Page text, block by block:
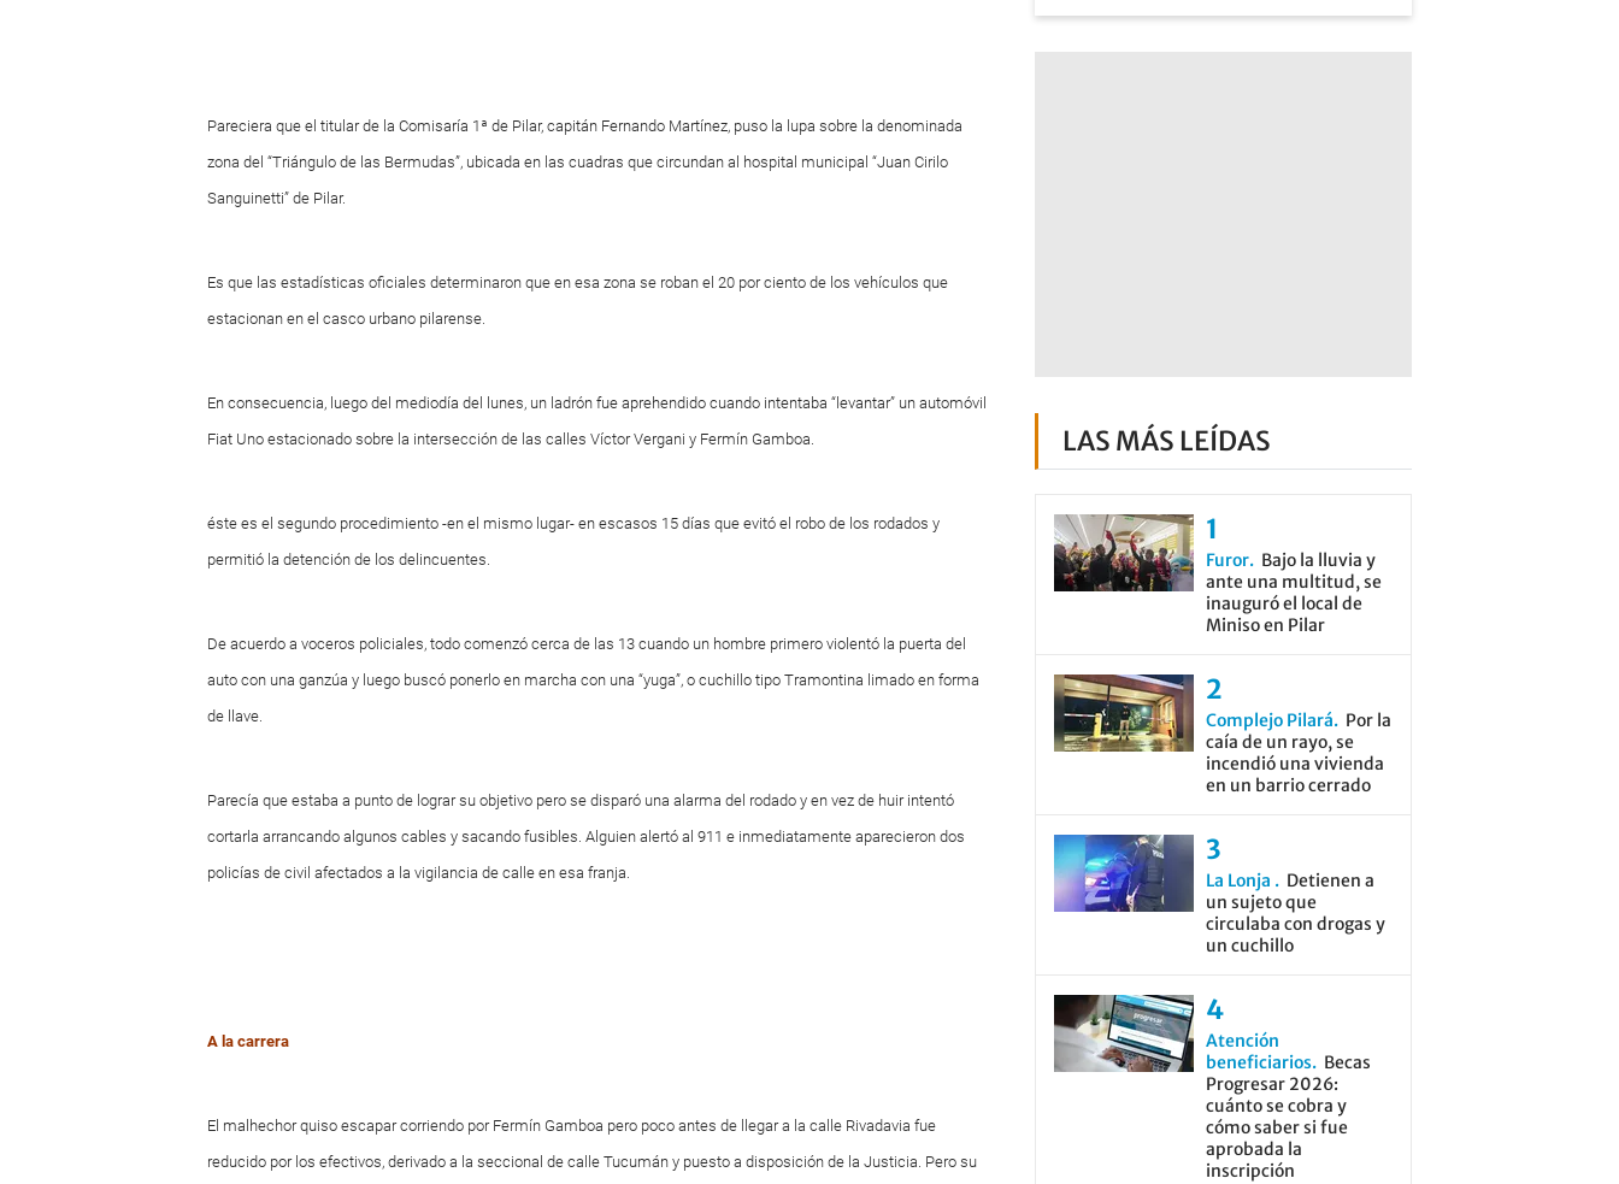
Pareciera que el titular de la Comisaría 1ª de Pilar, capitán Fernando Martínez, puso la lupa sobre la denominada
zona del “Triángulo de las Bermudas”, ubicada en las cuadras que circundan al hospital municipal “Juan Cirilo
Sanguinetti” de Pilar.
Es que las estadísticas oficiales determinaron que en esa zona se roban el 20 por ciento de los vehículos que
estacionan en el casco urbano pilarense.
En consecuencia, luego del mediodía del lunes, un ladrón fue aprehendido cuando intentaba “levantar” un automóvil
Fiat Uno estacionado sobre la intersección de las calles Víctor Vergani y Fermín Gamboa.
éste es el segundo procedimiento -en el mismo lugar- en escasos 15 días que evitó el robo de los rodados y
permitió la detención de los delincuentes.
De acuerdo a voceros policiales, todo comenzó cerca de las 13 cuando un hombre primero violentó la puerta del
auto con una ganzúa y luego buscó ponerlo en marcha con una “yuga”, o cuchillo tipo Tramontina limado en forma
de llave.
Parecía que estaba a punto de lograr su objetivo pero se disparó una alarma del rodado y en vez de huir intentó
cortarla arrancando algunos cables y sacando fusibles. Alguien alertó al 911 e inmediatamente aparecieron dos
policías de civil afectados a la vigilancia de calle en esa franja.
A la carrera
El malhechor quiso escapar corriendo por Fermín Gamboa pero poco antes de llegar a la calle Rivadavia fue
reducido por los efectivos, derivado a la seccional de calle Tucumán y puesto a disposición de la Justicia. Pero su
LAS MÁS LEÍDAS
Furor
Bajo la lluvia y
ante una multitud, se
inauguró el local de
Miniso en Pilar
Complejo Pilará
Por la
caía de un rayo, se
incendió una vivienda
en un barrio cerrado
La Lonja
Detienen a
un sujeto que
circulaba con drogas y
un cuchillo
Atención
beneficiarios
Becas
Progresar 2026:
cuánto se cobra y
cómo saber si fue
aprobada la
inscripción